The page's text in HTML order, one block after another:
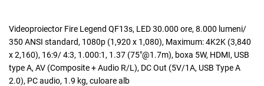
Videoproiector Fire Legend QF13s, LED 30.000 ore, 8.000 lumeni/
350 ANSI standard, 1080p (1,920 x 1,080), Maximum: 4K2K (3,840
x 2,160), 16:9/ 4:3, 1.000:1, 1.37 (75"@1.7m), boxa 5W, HDMI, USB
type A, AV (Composite + Audio R/L), DC Out (5V/1A, USB Type A
2.0), PC audio, 1.9 kg, culoare alb